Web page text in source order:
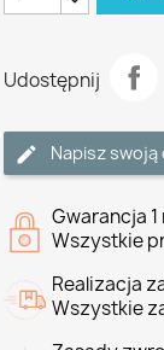
Udostępnij
Napisz swoją
Gwarancja
Wszystkie
Realizacja
Wszystkie